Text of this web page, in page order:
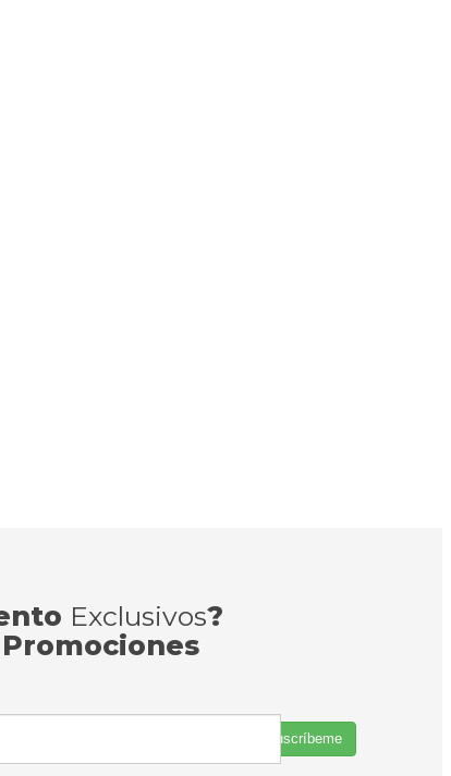
Exclusivos?
Promociones
Suscríbeme